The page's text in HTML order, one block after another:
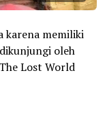
karena memiliki
oleh
Lost World